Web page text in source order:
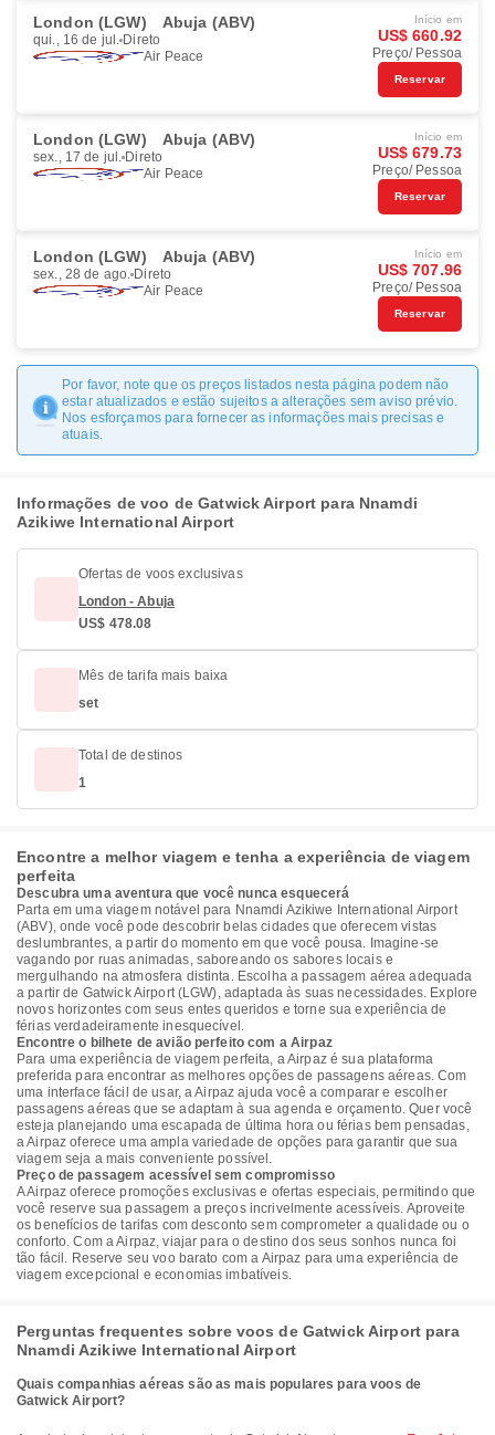
London (LGW) Abuja (ABV)
qui., 16 de jul. Direto
Air Peace
Início em
US$ 660.92
Preço/ Pessoa
Reservar
London (LGW) Abuja (ABV)
sex., 17 de jul. Direto
Air Peace
Início em
US$ 679.73
Preço/ Pessoa
Reservar
London (LGW) Abuja (ABV)
sex., 28 de ago. Direto
Air Peace
Início em
US$ 707.96
Preço/ Pessoa
Reservar
Por favor, note que os preços listados nesta página podem não
estar atualizados e estão sujeitos a alterações sem aviso prévio.
Nos esforçamos para fornecer as informações mais precisas e
atuais.
Informações de voo de Gatwick Airport para Nnamdi
Azikiwe International Airport
Ofertas de voos exclusivas
London - Abuja
US$ 478.08
Mês de tarifa mais baixa
set
Total de destinos
1
Encontre a melhor viagem e tenha a experiência de viagem
perfeita
Descubra uma aventura que você nunca esquecerá
Parta em uma viagem notável para Nnamdi Azikiwe International Airport
(ABV), onde você pode descobrir belas cidades que oferecem vistas
deslumbrantes, a partir do momento em que você pousa. Imagine-se
vagando por ruas animadas, saboreando os sabores locais e
mergulhando na atmosfera distinta. Escolha a passagem aérea adequada
a partir de Gatwick Airport (LGW), adaptada às suas necessidades. Explore
novos horizontes com seus entes queridos e torne sua experiência de
férias verdadeiramente inesquecível.
Encontre o bilhete de avião perfeito com a Airpaz
Para uma experiência de viagem perfeita, a Airpaz é sua plataforma
preferida para encontrar as melhores opções de passagens aéreas. Com
uma interface fácil de usar, a Airpaz ajuda você a comparar e escolher
passagens aéreas que se adaptam à sua agenda e orçamento. Quer você
esteja planejando uma escapada de última hora ou férias bem pensadas,
a Airpaz oferece uma ampla variedade de opções para garantir que sua
viagem seja a mais conveniente possível.
Preço de passagem acessível sem compromisso
A Airpaz oferece promoções exclusivas e ofertas especiais, permitindo que
você reserve sua passagem a preços incrivelmente acessíveis. Aproveite
os benefícios de tarifas com desconto sem comprometer a qualidade ou o
conforto. Com a Airpaz, viajar para o destino dos seus sonhos nunca foi
tão fácil. Reserve seu voo barato com a Airpaz para uma experiência de
viagem excepcional e economias imbatíveis.
Perguntas frequentes sobre voos de Gatwick Airport para
Nnamdi Azikiwe International Airport
Quais companhias aéreas são as mais populares para voos de
Gatwick Airport?